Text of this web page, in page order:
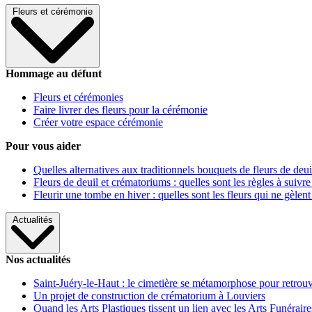
Fleurs et cérémonie
Hommage au défunt
Fleurs et cérémonies
Faire livrer des fleurs pour la cérémonie
Créer votre espace cérémonie
Pour vous aider
Quelles alternatives aux traditionnels bouquets de fleurs de
Fleurs de deuil et crématoriums : quelles sont les règles à
Fleurir une tombe en hiver : quelles sont les fleurs qui ne gèlent
Actualités
Nos actualités
Saint-Juéry-le-Haut : le cimetière se métamorphose pour
Un projet de construction de crématorium à Louviers
Quand les Arts Plastiques tissent un lien avec les Arts